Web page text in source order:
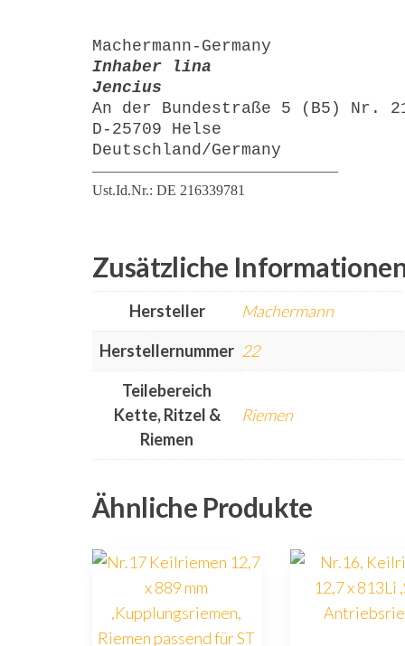
Machermann-Germany
Inhaber lina
Jencius
An der Bundestraße 5 (B5) Nr.
D-25709 Helse
Deutschland/Germany
—————————————————
Ust.Id.Nr.: DE 216339781
Zusätzliche
Hersteller
Machermann
Herstellernummer 22
Teilebereich
Kette, Ritzel &
Riemen
Riemen
Ähnliche Produkte